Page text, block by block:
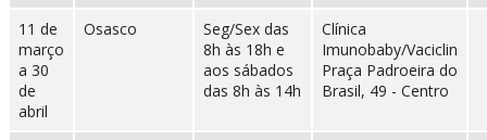
11 de
março
a 30
de
abril
Osasco
Seg/Sex das
8h às 18h e
aos sábados
das 8h às 14h
Clínica
Imunobaby/Vaciclin
Praça Padroeira do
Brasil, 49 - Centro